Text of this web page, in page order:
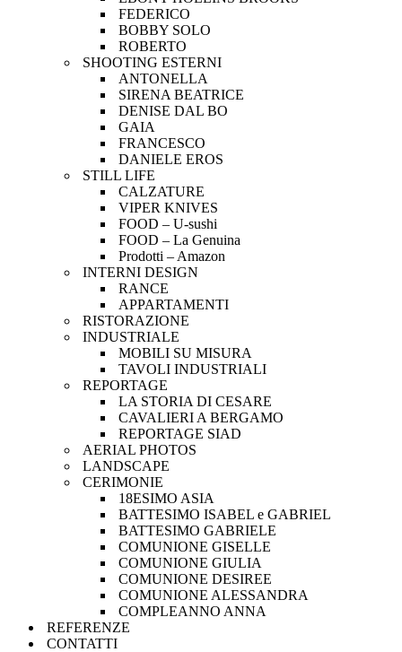
FEDERICO
BOBBY SOLO
ROBERTO
SHOOTING ESTERNI
ANTONELLA
SIRENA BEATRICE
DENISE DAL BO
GAIA
FRANCESCO
DANIELE EROS
STILL LIFE
CALZATURE
VIPER KNIVES
FOOD – U-sushi
FOOD – La Genuina
Prodotti – Amazon
INTERNI DESIGN
RANCE
APPARTAMENTI
RISTORAZIONE
INDUSTRIALE
MOBILI SU MISURA
TAVOLI INDUSTRIALI
REPORTAGE
LA STORIA DI CESARE
CAVALIERI A BERGAMO
REPORTAGE SIAD
AERIAL PHOTOS
LANDSCAPE
CERIMONIE
18ESIMO ASIA
BATTESIMO ISABEL e GABRIEL
BATTESIMO GABRIELE
COMUNIONE GISELLE
COMUNIONE GIULIA
COMUNIONE DESIREE
COMUNIONE ALESSANDRA
COMPLEANNO ANNA
REFERENZE
CONTATTI